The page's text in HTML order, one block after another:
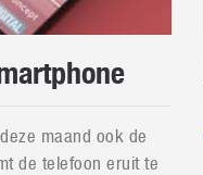
maand ook de
de telefoon eruit te